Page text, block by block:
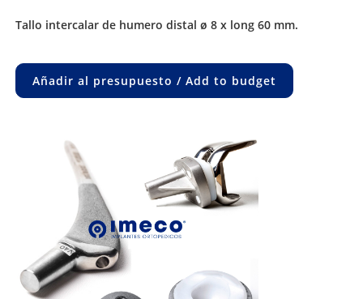
tallo intercalar de humero distal ø 8 x long 60 mm.
Añadir al presupuesto / Add to budget